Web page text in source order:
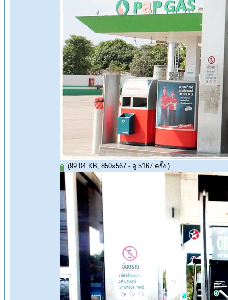
(99.04 KB, 850x567 - ดู 5167 ครั้ง.)